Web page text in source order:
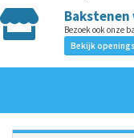
Bezoek ook onze
Bekijk